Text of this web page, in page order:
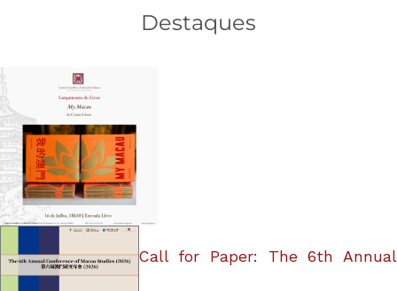
Destaques
Call for Paper: The 6th Annual